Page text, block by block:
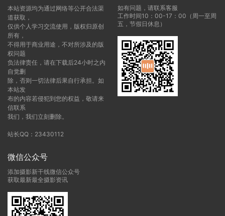
本站资源均为通过网络等公开合法渠
道获取，
仅供个人学习交流使用，版权归原创
所有，
不得用于商业用途，不对所涉及的版
权问题
负法律责任，请在下载后24小时之内
自觉删
除，否则一切法律后果自行承担。如
本站发
布的内容若侵犯到您的权益，敬请来
信联系
我们，我们立刻删除。
站长QQ：23430112
如有问题，请联系客服
工作时间10：00-17：00（周一至周
五，节假日休息）
微信公众号
添加摄影新干线微信公众号
获取最新最全摄影资讯